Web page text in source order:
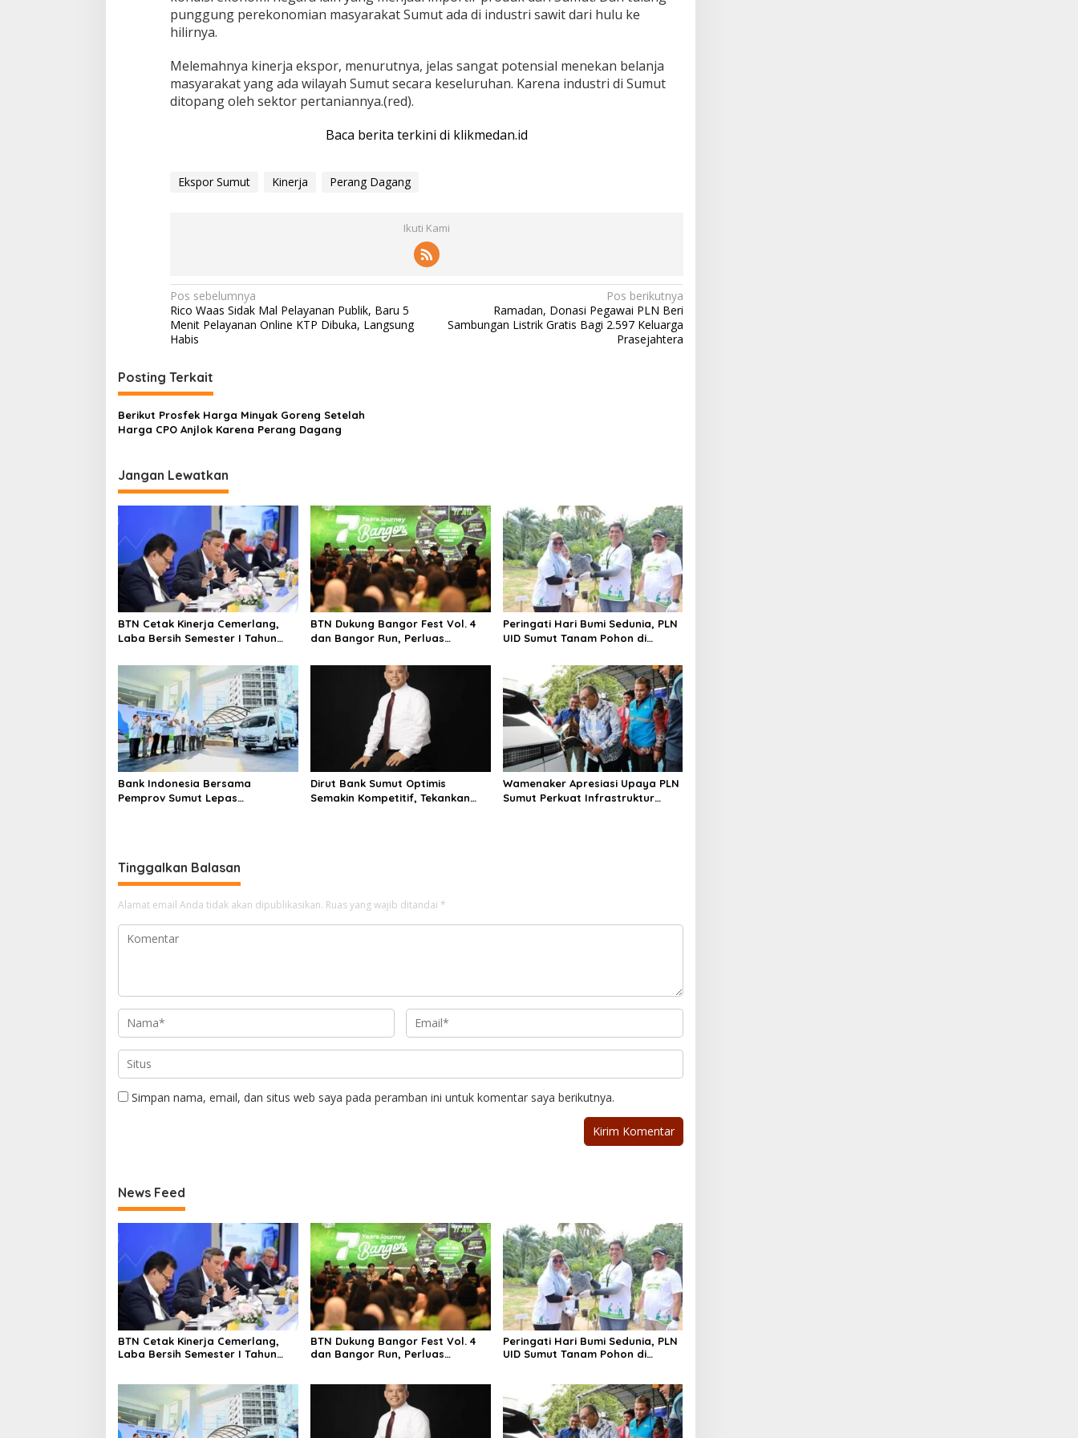
punggung perekonomian masyarakat Sumut ada di industri sawit dari hulu ke
hilirnya.
Melemahnya kinerja ekspor, menurutnya, jelas sangat potensial menekan belanja
masyarakat yang ada wilayah Sumut secara keseluruhan. Karena industri di Sumut
ditopang oleh sektor pertaniannya.(red).
Baca berita terkini di klikmedan.id
Ekspor Sumut Kinerja Perang Dagang
Ikuti Kami
N
a
v
i
g
a
s
p
o
Pos sebelumnya
Rico Waas Sidak Mal Pelayanan Publik, Baru 5
Menit Pelayanan Online KTP Dibuka, Langsung
Habis
Pos berikutnya
Ramadan, Donasi Pegawai PLN Beri
Sambungan Listrik Gratis Bagi 2.597 Keluarga
Prasejahtera
Posting Terkait
Berikut Prosfek Harga Minyak Goreng Setelah
Harga CPO Anjlok Karena Perang Dagang
Jangan Lewatkan
BTN Cetak Kinerja Cemerlang,
Laba Bersih Semester I Tahun
NPL Turun Jadi 2,99 Persen
BTN Dukung Bangor Fest Vol. 4
dan Bangor Run, Perluas
Peringati Hari Bumi Sedunia, PLN
UID Sumut Tanam Pohon di
of Energy”
Bank Indonesia Bersama
Pemprov Sumut Lepas
Dirut Bank Sumut Optimis
Semakin Kompetitif, Tekankan
Wamenaker Apresiasi Upaya PLN
Sumut Perkuat Infrastruktur
Tinggalkan Balasan
Alamat email Anda tidak akan dipublikasikan. Ruas yang wajib ditandai *
Simpan nama, email, dan situs web saya pada peramban ini untuk komentar saya berikutnya.
News Feed
BTN Cetak Kinerja Cemerlang,
Laba Bersih Semester I Tahun
BTN Dukung Bangor Fest Vol. 4
dan Bangor Run, Perluas
Peringati Hari Bumi Sedunia, PLN
UID Sumut Tanam Pohon di